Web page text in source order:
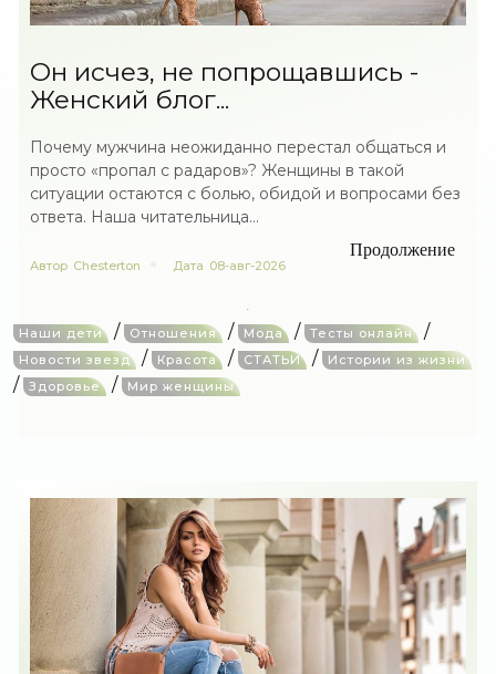
Он исчез, не попрощавшись -
Женский блог...
Почему мужчина неожиданно перестал общаться и
просто «пропал с радаров»? Женщины в такой
ситуации остаются с болью, обидой и вопросами без
ответа. Наша читательница...
Продолжение
Автор Chesterton Дата 08-авг-2026
Наши дети / Отношения / Мода / Тесты онлайн /
Новости звезд / Красота / СТАТЬИ / Истории из жизни
/ Здоровье / Мир женщины